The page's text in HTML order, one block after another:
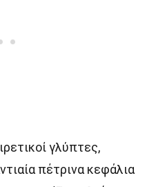
γλύπτες,
πέτρινα κεφάλια